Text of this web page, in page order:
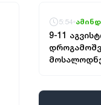
5:54
9-11